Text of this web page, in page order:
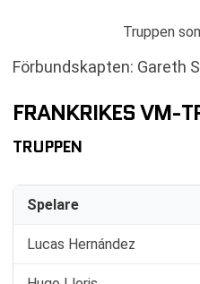
Truppen
Förbundskapten: Gareth
FRANKRIKES VM-
TRUPPEN
Spelare
Lucas Hernández